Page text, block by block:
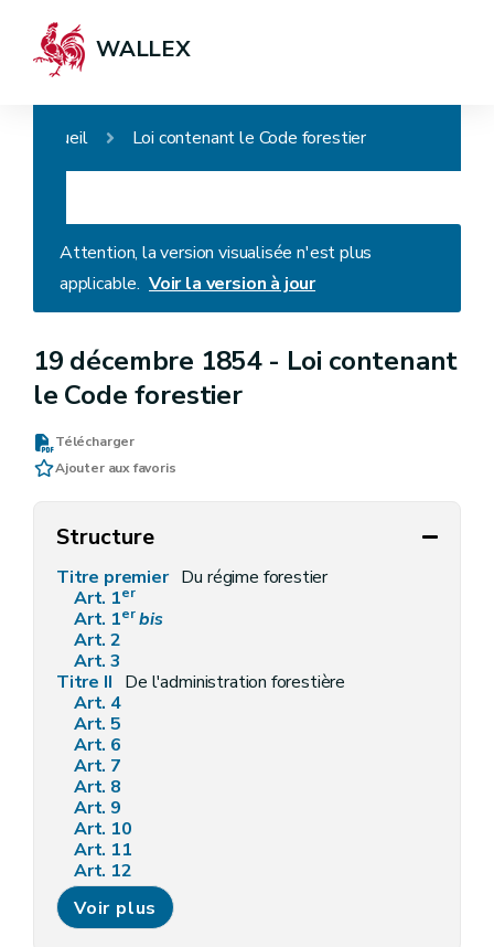
WALLEX
Accueil Loi contenant le Code forestier
Attention, la version visualisée n'est plus
applicable. Voir la version à jour
19 décembre 1854 - Loi contenant
le Code forestier
Télécharger
Ajouter aux favoris
Structure
Titre premier Du régime forestier
Art. 1er
Art. 1er bis
Art. 2
Art. 3
Titre II De l'administration forestière
Art. 4
Art. 5
Art. 6
Art. 7
Art. 8
Art. 9
Art. 10
Art. 11
Art. 12
Art. 13
Art. 14
Art. 15
Voir plus